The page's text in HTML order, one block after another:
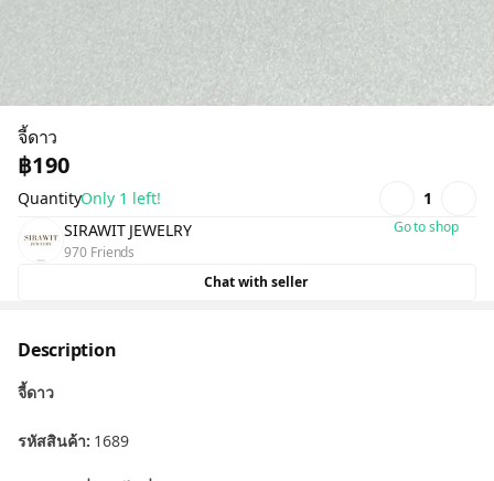
จี้ดาว
฿190
QuantityOnly 1 left!
1
SIRAWIT JEWELRY
970 Friends
Go to shop
Chat with seller
Description
จี้ดาว
รหัสสินค้า: 1689